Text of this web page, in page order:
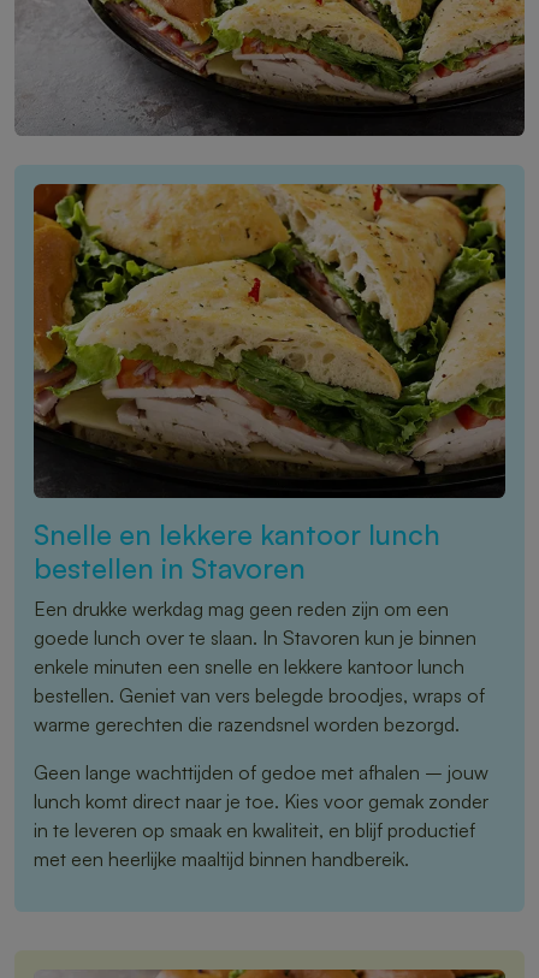
Snelle en lekkere kantoor lunch
bestellen in Stavoren
Een drukke werkdag mag geen reden zijn om een
goede lunch over te slaan. In Stavoren kun je binnen
enkele minuten een snelle en lekkere kantoor lunch
bestellen. Geniet van vers belegde broodjes, wraps of
warme gerechten die razendsnel worden bezorgd.
Geen lange wachttijden of gedoe met afhalen – jouw
lunch komt direct naar je toe. Kies voor gemak zonder
in te leveren op smaak en kwaliteit, en blijf productief
met een heerlijke maaltijd binnen handbereik.